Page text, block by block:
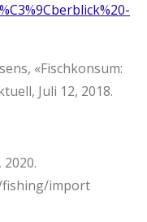
«Fischkonsum:
Juli 12, 2018.
fishing/import